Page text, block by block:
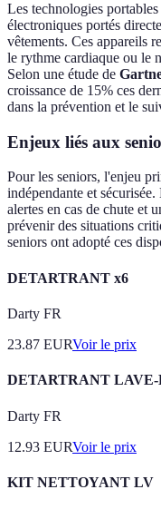
Les technologies
électroniques portés
vêtements. Ces appareils
le rythme cardiaque ou le
Selon une étude de
croissance de 15% ces
dans la prévention et le
Enjeux liés aux
Pour les seniors, l'enjeu
indépendante et
alertes en cas de chute et
prévenir des situations
seniors ont adopté ces
DETARTRANT x6
Darty FR
23.87 EURVoir le prix
DETARTRANT
Darty FR
12.93 EURVoir le prix
KIT NETTOYANT LV